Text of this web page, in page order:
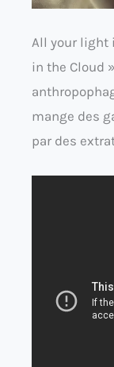
All your light
in the Cloud
mange des
par des